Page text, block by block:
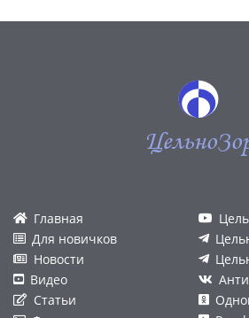
Главная
Для новичков
Новости
Видео
Статьи